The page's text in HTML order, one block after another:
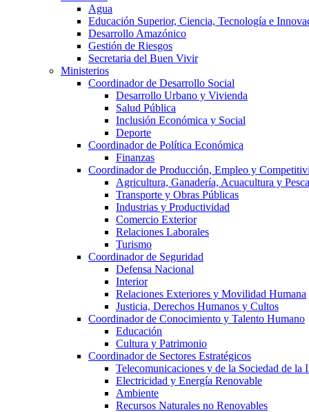
Agua
Educación Superior, Ciencia, Tecnología e
Desarrollo Amazónico
Gestión de Riesgos
Secretaria del Buen Vivir
Ministerios
Coordinador de Desarrollo Social
Desarrollo Urbano y Vivienda
Salud Pública
Inclusión Económica y Social
Deporte
Coordinador de Política Económica
Finanzas
Coordinador de Producción, Empleo y
Agricultura, Ganadería, Acuacultura y Pesca
Transporte y Obras Públicas
Industrias y Productividad
Comercio Exterior
Relaciones Laborales
Turismo
Coordinador de Seguridad
Defensa Nacional
Interior
Relaciones Exteriores y Movilidad Humana
Justicia, Derechos Humanos y Cultos
Coordinador de Conocimiento y Talento Humano
Educación
Cultura y Patrimonio
Coordinador de Sectores Estratégicos
Telecomunicaciones y de la Sociedad de la
Electricidad y Energía Renovable
Ambiente
Recursos Naturales no Renovables